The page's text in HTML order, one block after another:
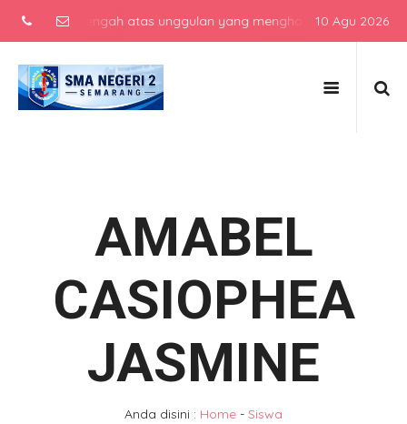
menengah atas unggulan yang menghasilkan lulusan
10 Agu 2026
AMABEL
CASIOPHEA
JASMINE
Anda disini : Home - Siswa